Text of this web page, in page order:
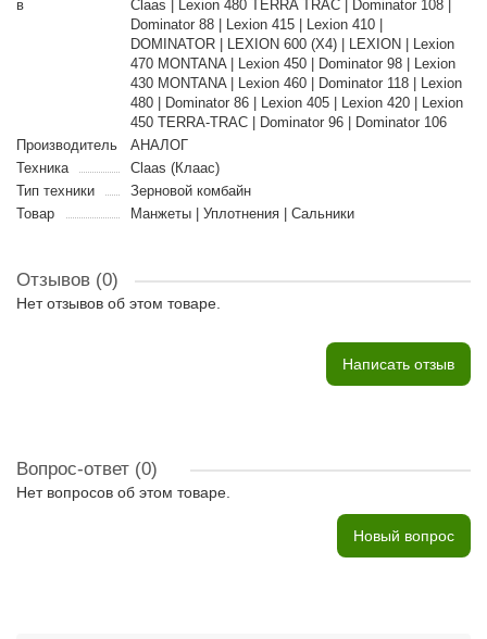
в
Claas | Lexion 480 TERRA TRAC | Dominator 108 |
Dominator 88 | Lexion 415 | Lexion 410 |
DOMINATOR | LEXION 600 (X4) | LEXION | Lexion
470 MONTANA | Lexion 450 | Dominator 98 | Lexion
430 MONTANA | Lexion 460 | Dominator 118 | Lexion
480 | Dominator 86 | Lexion 405 | Lexion 420 | Lexion
450 TERRA-TRAC | Dominator 96 | Dominator 106
Производитель
АНАЛОГ
Техника
Claas (Клаас)
Тип техники
Зерновой комбайн
Товар
Манжеты | Уплотнения | Сальники
Отзывов (0)
Нет отзывов об этом товаре.
Написать отзыв
Вопрос-ответ (0)
Нет вопросов об этом товаре.
Новый вопрос